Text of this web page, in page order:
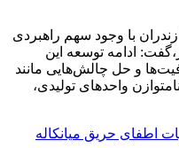
با وجود سهم راهبردی
ادامه توسعه این
و حل چالش‌هایی مانند
واحدهای تولیدی،